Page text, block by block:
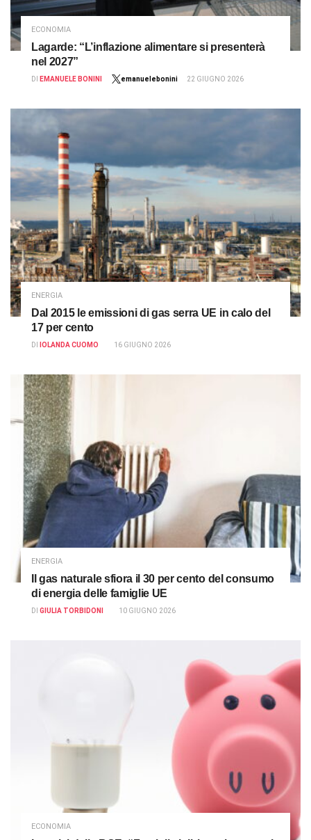
ECONOMIA
Lagarde: “L’inflazione alimentare si presenterà
nel 2027”
DI EMANUELE BONINI emanuelebonini 22 GIUGNO 2026
ENERGIA
Dal 2015 le emissioni di gas serra UE in calo del
17 per cento
DI IOLANDA CUOMO 16 GIUGNO 2026
ENERGIA
Il gas naturale sfiora il 30 per cento del consumo
di energia delle famiglie UE
DI GIULIA TORBIDONI 10 GIUGNO 2026
ECONOMIA